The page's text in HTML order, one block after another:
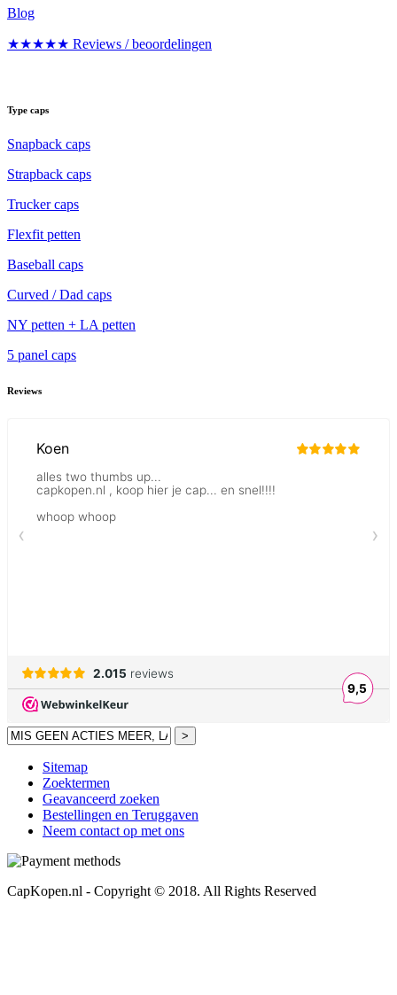
Blog
★★★★★ Reviews / beoordelingen
Type caps
Snapback caps
Strapback caps
Trucker caps
Flexfit petten
Baseball caps
Curved / Dad caps
NY petten + LA petten
5 panel caps
Reviews
>
Sitemap
Zoektermen
Geavanceerd zoeken
Bestellingen en Teruggaven
Neem contact op met ons
CapKopen.nl - Copyright © 2018. All Rights Reserved